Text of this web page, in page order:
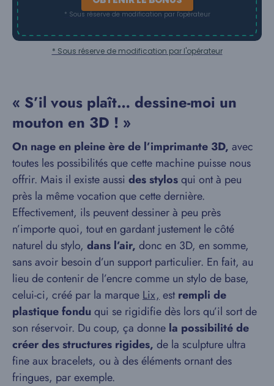
* Sous réserve de modification par l'opérateur
* Sous réserve de modification par l'opérateur
« S’il vous plaît… dessine-moi un
mouton en 3D ! »
On nage en pleine ère de l’imprimante 3D, avec
toutes les possibilités que cette machine puisse nous
offrir. Mais il existe aussi des stylosqui ont à peu
près la même vocation que cette dernière.
Effectivement, ils peuvent dessiner à peu près
n’importe quoi, tout en gardant justement le côté
naturel du stylo, dans l’air, donc en 3D, en somme,
sans avoir besoin d’un support particulier. En fait, au
lieu de contenir de l’encre comme un stylo de base,
celui-ci, créé par la marque Lix, estrempli de
plastique fonduqui se rigidifie dès lors qu’il sort de
son réservoir. Du coup, ça donne la possibilité de
créer des structures rigides, de la sculpture ultra
fine aux bracelets, ou à des éléments ornant des
fringues, par exemple.